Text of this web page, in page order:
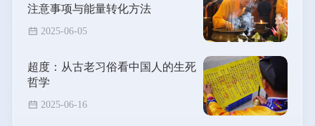
注意事项与能量转化方法
2025-06-05
超度：从古老习俗看中国人的生死
哲学
2025-06-16